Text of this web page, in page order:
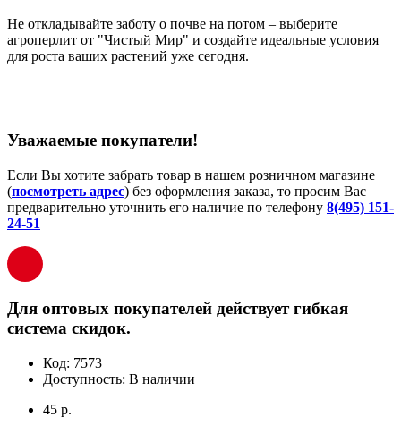
Не откладывайте заботу о почве на потом – выберите
агроперлит от "Чистый Мир" и создайте идеальные условия
для роста ваших растений уже сегодня.
Уважаемые покупатели!
Если Вы хотите забрать товар в нашем розничном магазине
(посмотреть адрес) без оформления заказа, то просим Вас
предварительно уточнить его наличие по телефону 8(495) 151-
24-51
Для оптовых покупателей действует гибкая
система скидок.
Код: 7573
Доступность: В наличии
45 р.